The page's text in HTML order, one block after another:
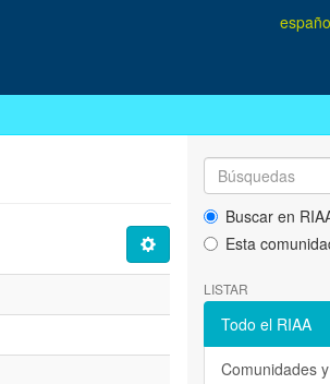
Buscar en
Esta
LISTAR
Todo el RIAA
Comunidades